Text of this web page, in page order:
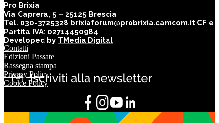
Pro Brixia
Via Caprera, 5 – 25125 Brescia
Tel. 030-3725328 brixiaforum@probrixia.camcom.it CF e
Partita IVA: 02714450984
Developed by TMedia Digital
Contatti
Edizioni Passate
Rassegna stampa
Privacy Policy
Cookie Policy